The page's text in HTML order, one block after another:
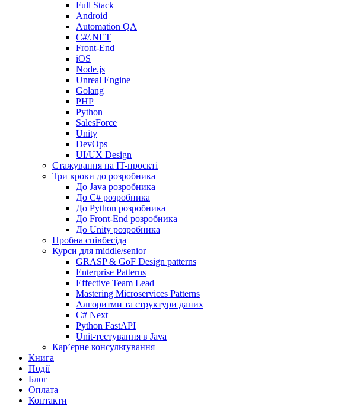
Full Stack
Android
Automation QA
C#/.NET
Front-End
iOS
Node.js
Unreal Engine
Golang
PHP
Python
SalesForce
Unity
DevOps
UI/UX Design
Стажування на IT-проєкті
Три кроки до розробника
До Java розробника
До C# розробника
До Python розробника
До Front-End розробника
До Unity розробника
Пробна співбесіда
Курси для middle/senior
GRASP & GoF Design patterns
Enterprise Patterns
Effective Team Lead
Mastering Microservices Patterns
Алгоритми та структури даних
C# Next
Python FastAPI
Unit-тестування в Java
Кар’єрне консультування
Книга
Події
Блог
Оплата
Контакти